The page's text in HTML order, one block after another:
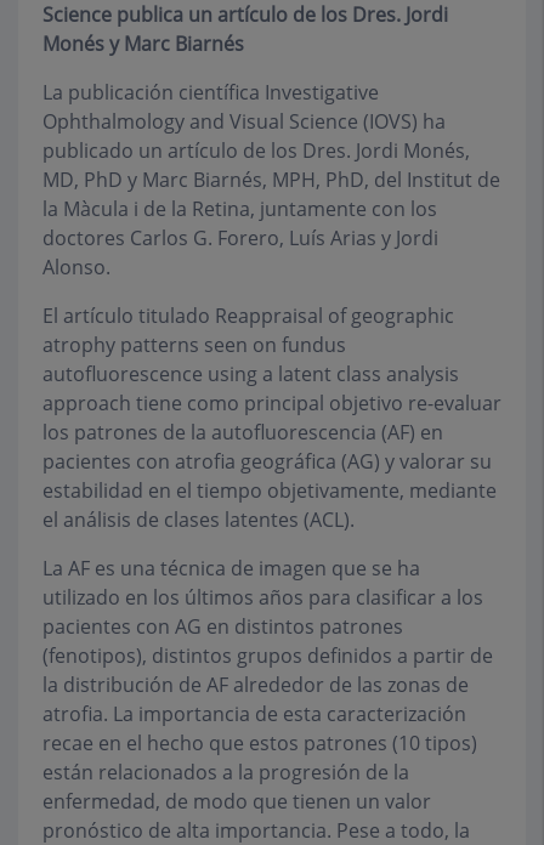
Science publica un artículo de los Dres. Jordi
Monés y Marc Biarnés
La publicación científica Investigative
Ophthalmology and Visual Science (IOVS) ha
publicado un artículo de los Dres. Jordi Monés,
MD, PhD y Marc Biarnés, MPH, PhD, del Institut de
la Màcula i de la Retina, juntamente con los
doctores Carlos G. Forero, Luís Arias y Jordi
Alonso.
El artículo titulado Reappraisal of geographic
atrophy patterns seen on fundus
autofluorescence using a latent class analysis
approach tiene como principal objetivo re-evaluar
los patrones de la autofluorescencia (AF) en
pacientes con atrofia geográfica (AG) y valorar su
estabilidad en el tiempo objetivamente, mediante
el análisis de clases latentes (ACL).
La AF es una técnica de imagen que se ha
utilizado en los últimos años para clasificar a los
pacientes con AG en distintos patrones
(fenotipos), distintos grupos definidos a partir de
la distribución de AF alrededor de las zonas de
atrofia. La importancia de esta caracterización
recae en el hecho que estos patrones (10 tipos)
están relacionados a la progresión de la
enfermedad, de modo que tienen un valor
pronóstico de alta importancia. Pese a todo, la